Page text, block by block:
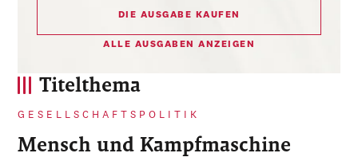
Titelthema
GESELLSCHAFTSPOLITIK
Mensch und Kampfmaschine
DIE AUSGABE KAUFEN
ALLE AUSGABEN ANZEIGEN